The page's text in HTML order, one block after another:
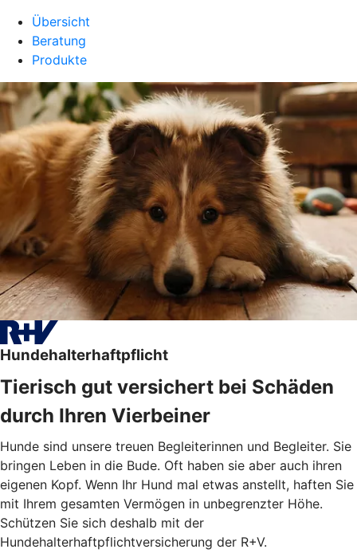
Übersicht
Beratung
Produkte
Hundehalterhaftpflicht
Tierisch gut versichert bei Schäden
durch Ihren Vierbeiner
Hunde sind unsere treuen Begleiterinnen und Begleiter. Sie
bringen Leben in die Bude. Oft haben sie aber auch ihren
eigenen Kopf. Wenn Ihr Hund mal etwas anstellt, haften Sie
mit Ihrem gesamten Vermögen in unbegrenzter Höhe.
Schützen Sie sich deshalb mit der
Hundehalterhaftpflichtversicherung der R+V.